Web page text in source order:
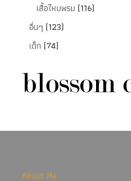
เสื้อไหมพรม (116)
อื่นๆ (123)
เด็ก (74)
About Me